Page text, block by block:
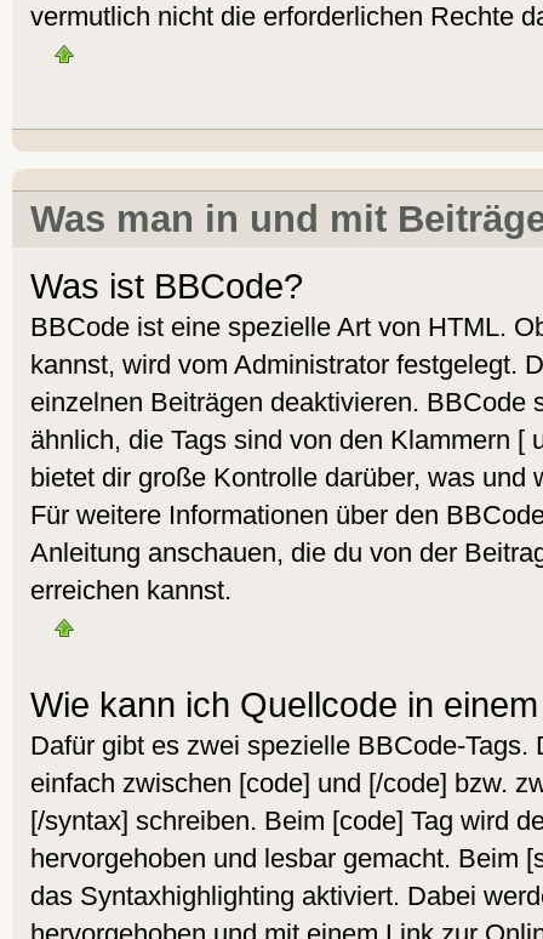
vermutlich nicht die erforderlichen Rechte
Was man in und mit
Was ist BBCode?
BBCode ist eine spezielle Art von HTML.
kannst, wird vom Administrator festgelegt.
einzelnen Beiträgen deaktivieren. BBCode
ähnlich, die Tags sind von den Klammern [
bietet dir große Kontrolle darüber, was und
Für weitere Informationen über den
Anleitung anschauen, die du von der
erreichen kannst.
Wie kann ich Quellcode in
Dafür gibt es zwei spezielle BBCode-Tags.
einfach zwischen [code] und [/code] bzw.
[/syntax] schreiben. Beim [code] Tag wird
hervorgehoben und lesbar gemacht. Beim
das Syntaxhighlighting aktiviert. Dabei